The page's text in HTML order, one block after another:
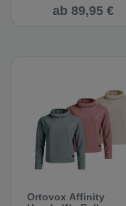
ab 89,95 €
Ortovox Affinity